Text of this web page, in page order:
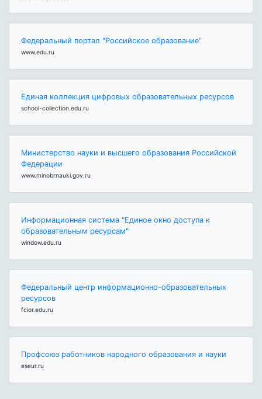
Федеральный портал "Российское образование"
www.edu.ru
Единая коллекция цифровых образовательных ресурсов
school-collection.edu.ru
Министерство науки и высшего образования Российской
Федерации
www.minobrnauki.gov.ru
Информационная система "Единое окно доступа к
образовательным ресурсам"
window.edu.ru
Федеральный центр информационно-образовательных
ресурсов
fcior.edu.ru
Профсоюз работников народного образования и науки
eseur.ru